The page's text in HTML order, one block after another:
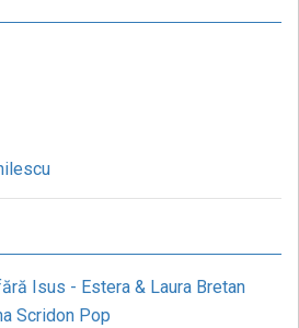
Isus - Estera & Laura Bretan
Scridon Pop